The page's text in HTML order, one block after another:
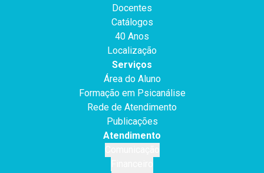
Docentes
Catálogos
40 Anos
Localização
Serviços
Área do Aluno
Formação em Psicanálise
Rede de Atendimento
Publicações
Atendimento